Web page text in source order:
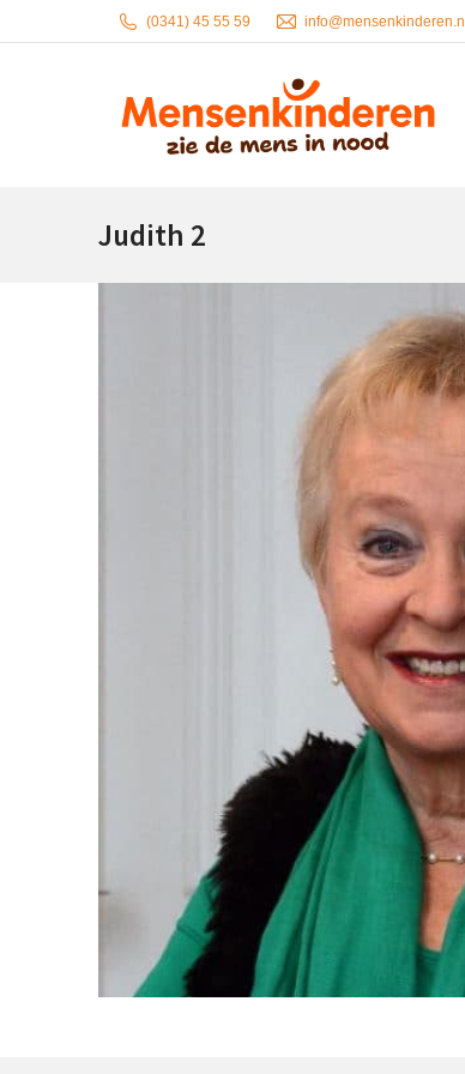
(0341) 45 55 59 info@mensenkinderen.nl
Judith 2